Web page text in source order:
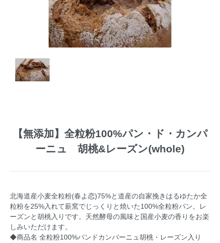
【無添加】全粒粉100%パン・ド・カンパ
ーニュ 胡桃&レーズン(whole)
北海道産小麦全粒粉(春よ恋)75%と道産の自家挽きはるゆたか全
粒粉を25%入れて薪窯でじっくりと焼いた100%全粒粉パン。レ
ーズンと胡桃入りです。天然酵母の風味と国産小麦の香りをお楽
しみいただけます。
◆商品名 全粒粉100%パンドカンパーニュ胡桃・レーズン入り